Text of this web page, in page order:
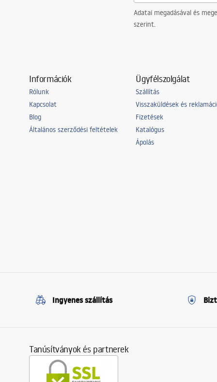
Adatai megadásával és
szerint.
Információk
Rólunk
Kapcsolat
Blog
Általános szerződési feltételek
Ügyfélszolgálat
Szállítás
Visszaküldések és
Fizetések
Katalógus
Ápolás
Ingyenes szállítás
Tanúsítványok és partnerek